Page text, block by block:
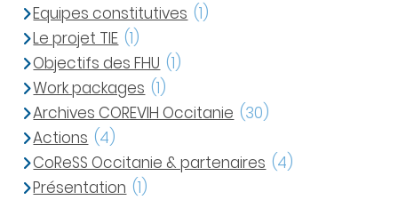
Equipes constitutives (1)
Le projet TIE (1)
Objectifs des FHU (1)
Work packages (1)
Archives COREVIH Occitanie (30)
Actions (4)
CoReSS Occitanie & partenaires (4)
Présentation (1)